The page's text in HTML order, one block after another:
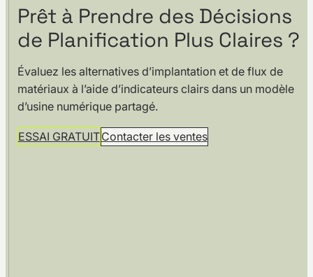
Prêt à Prendre des Décisions
de Planification Plus Claires ?
Évaluez les alternatives d’implantation et de flux de
matériaux à l’aide d’indicateurs clairs dans un modèle
d’usine numérique partagé.
ESSAI GRATUITContacter les ventes